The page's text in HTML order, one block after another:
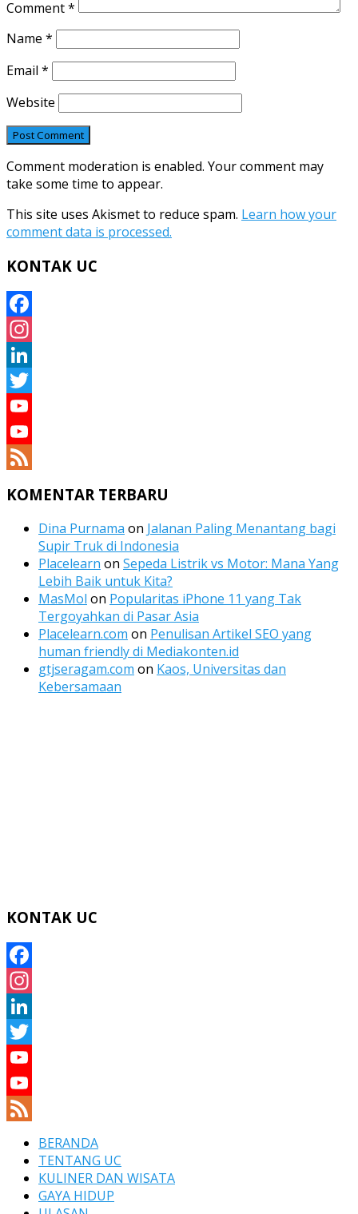
Comment*
Name *
Email *
Website
Comment moderation is enabled. Your comment may
take some time to appear.
This site uses Akismet to reduce spam. Learn how your
comment data is processed.
KONTAK UC
Facebook
Instagram
LinkedIn
Twitter
YouTube
YouTube
KOMENTAR TERBARU
Dina Purnama on Jalanan Paling Menantang bagi
Supir Truk di Indonesia
Placelearn on Sepeda Listrik vs Motor: Mana Yang
Lebih Baik untuk Kita?
MasMol on Popularitas iPhone 11 yang Tak
Tergoyahkan di Pasar Asia
Placelearn.com on Penulisan Artikel SEO yang
human friendly di Mediakonten.id
gtjseragam.com on Kaos, Universitas dan
Kebersamaan
KONTAK UC
Facebook
Instagram
LinkedIn
Twitter
YouTube
YouTube
ChannelBERANDA
TENTANG UC
KULINER DAN WISATA
GAYA HIDUP